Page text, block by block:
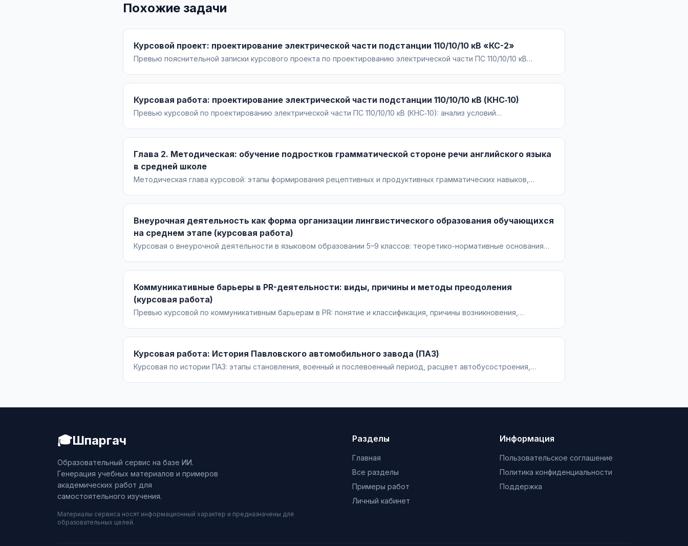
Похожие задачи
Курсовой проект: проектирование электрической части подстанции 110/10/10 кВ «КС-2»
Превью пояснительной записки курсового проекта по проектированию электрической части ПС 110/10/10 кВ
Курсовая работа: проектирование электрической части подстанции 110/10/10 кВ (КНС‑10)
Превью курсовой по проектированию электрической части ПС 110/10/10 кВ (КНС‑10): анализ условий
Глава 2. Методическая: обучение подростков грамматической стороне речи английского языка
в средней школе
Методическая глава курсовой: этапы формирования рецептивных и продуктивных грамматических навыков,
Внеурочная деятельность как форма организации лингвистического образования обучающихся
на среднем этапе (курсовая работа)
Курсовая о внеурочной деятельности в языковом образовании 5–9 классов: теоретико-нормативные основания
Коммуникативные барьеры в PR-деятельности: виды, причины и методы преодоления
(курсовая работа)
Превью курсовой по коммуникативным барьерам в PR: понятие и классификация, причины возникновения,
Курсовая работа: История Павловского автомобильного завода (ПАЗ)
Курсовая по истории ПАЗ: этапы становления, военный и послевоенный период, расцвет автобусостроения,
🎓Шпаргач
Образовательный сервис на базе ИИ.
Генерация учебных материалов и примеров
академических работ для
самостоятельного изучения.
Материалы сервиса носят информационный характер и предназначены для
образовательных целей.
Разделы
Главная
Все разделы
Примеры работ
Личный кабинет
Информация
Пользовательское соглашение
Политика конфиденциальности
Поддержка